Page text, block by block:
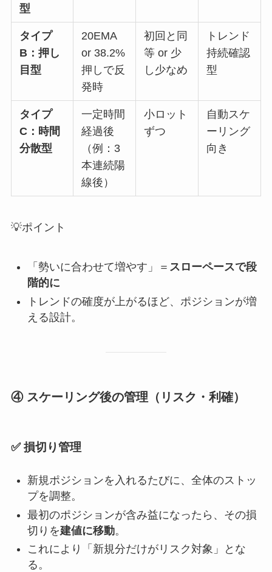
型
タイプ
B：押し
目型
20EMA
or 38.2%
押しで反
発時
初回と同
等 or 少
し少なめ
トレンド
持続確認
型
タイプ
C：時間
分散型
一定時間
経過後
（例：3
本連続陽
線後）
小ロット
ずつ
自動スケ
ーリング
向き
💡ポイント
「勢いに合わせて増やす」＝ スローペースで段
階的に
トレンドの確度が上がるほど、ポジションが増
える設計。
④ スケーリング後の管理（リスク・利確）
✅ 損切り管理
新規ポジションを入れるたびに、全体のストッ
プを調整。
最初のポジションが含み益になったら、その損
切りを建値に移動。
これにより「新規分だけがリスク対象」とな
る。